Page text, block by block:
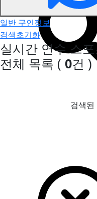
일반 구인정보
검색초기화
실시간 연수 스
전체 목록 ( 0건 )
검색